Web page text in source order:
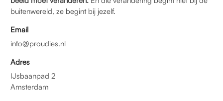
buitenwereld, ze begint bij jezelf.
Email
info@proudies.nl
Adres
IJsbaanpad 2
Amsterdam